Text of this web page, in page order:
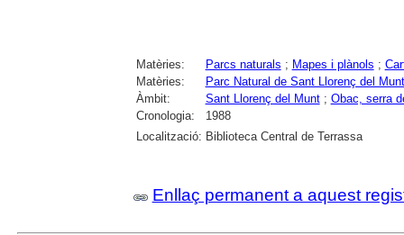
Matèries: Parcs naturals ; Mapes i plànols ;
Matèries:
Parc Natural de Sant Llorenç del
Àmbit:
Sant Llorenç del Munt; Obac, serra
Cronologia:
1988
Localització: Biblioteca Central de Terrassa
Enllaç permanent a aquest